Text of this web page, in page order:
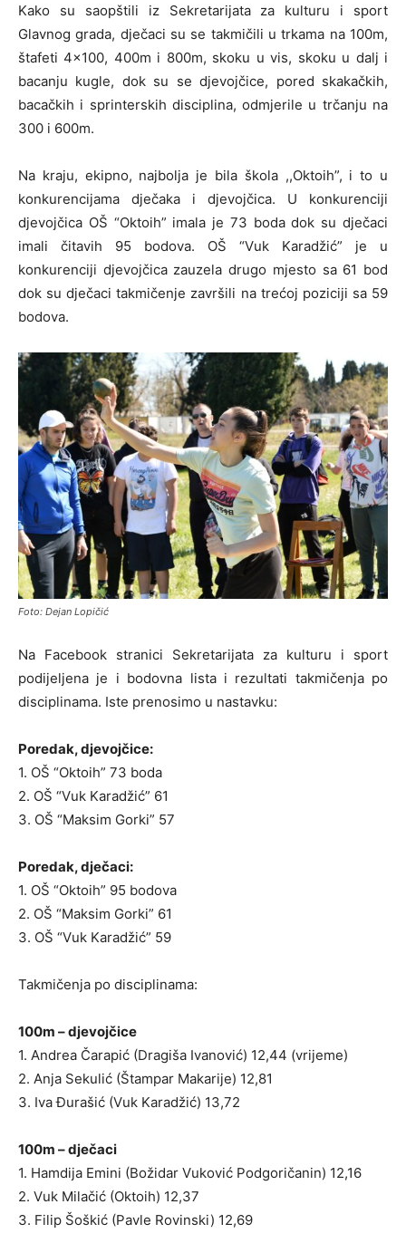
Kako su saopštili iz Sekretarijata za kulturu i sport
Glavnog grada, dječaci su se takmičili u trkama na 100m,
štafeti 4×100, 400m i 800m, skoku u vis, skoku u dalj i
bacanju kugle, dok su se djevojčice, pored skakačkih,
bacačkih i sprinterskih disciplina, odmjerile u trčanju na
300 i 600m.
Na kraju, ekipno, najbolja je bila škola ,,Oktoih”, i to u
konkurencijama dječaka i djevojčica. U konkurenciji
djevojčica OŠ “Oktoih” imala je 73 boda dok su dječaci
imali čitavih 95 bodova. OŠ “Vuk Karadžić” je u
konkurenciji djevojčica zauzela drugo mjesto sa 61 bod
dok su dječaci takmičenje završili na trećoj poziciji sa 59
bodova.
Foto: Dejan Lopičić
Na Facebook stranici Sekretarijata za kulturu i sport
podijeljena je i bodovna lista i rezultati takmičenja po
disciplinama. Iste prenosimo u nastavku:
Poredak, djevojčice:
1. OŠ “Oktoih” 73 boda
2. OŠ “Vuk Karadžić” 61
3. OŠ “Maksim Gorki” 57
Poredak, dječaci:
1. OŠ “Oktoih” 95 bodova
2. OŠ “Maksim Gorki” 61
3. OŠ “Vuk Karadžić” 59
Takmičenja po disciplinama:
100m – djevojčice
1. Andrea Čarapić (Dragiša Ivanović) 12,44 (vrijeme)
2. Anja Sekulić (Štampar Makarije) 12,81
3. Iva Đurašić (Vuk Karadžić) 13,72
100m – dječaci
1. Hamdija Emini (Božidar Vuković Podgoričanin) 12,16
2. Vuk Milačić (Oktoih) 12,37
3. Filip Šoškić (Pavle Rovinski) 12,69